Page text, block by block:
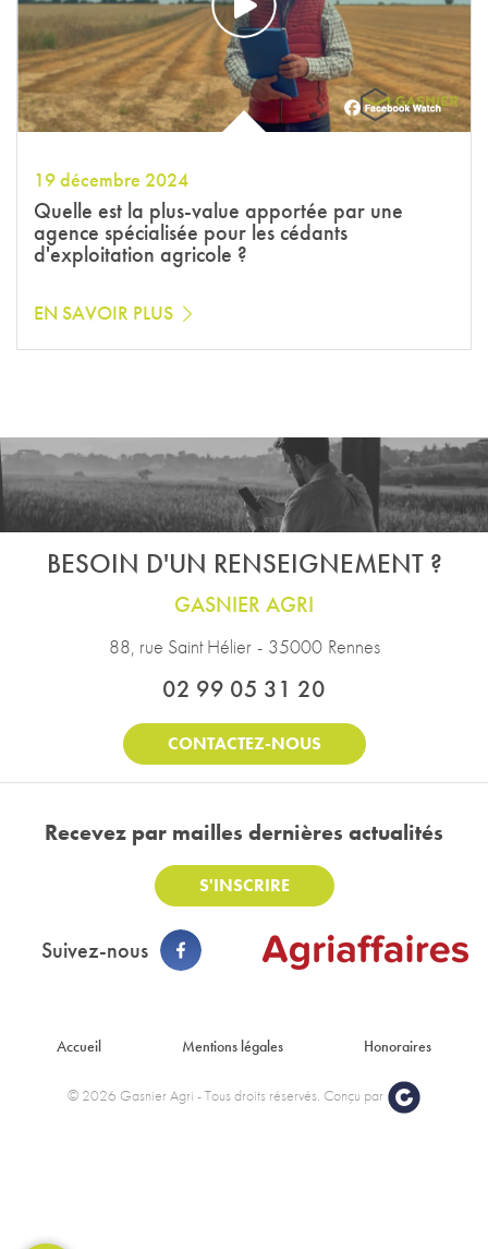
19 décembre 2024
Quelle est la plus-value apportée par une
agence spécialisée pour les cédants
d'exploitation agricole ?
EN SAVOIR PLUS
BESOIN D'UN RENSEIGNEMENT ?
GASNIER AGRI
88, rue Saint Hélier - 35000 Rennes
02 99 05 31 20
CONTACTEZ-NOUS
Recevez par mailles dernières actualités
S'INSCRIRE
Suivez-nous
Footer : Menu
Accueil Mentions légales Honoraires
© 2026 Gasnier Agri - Tous droits réservés. Conçu par